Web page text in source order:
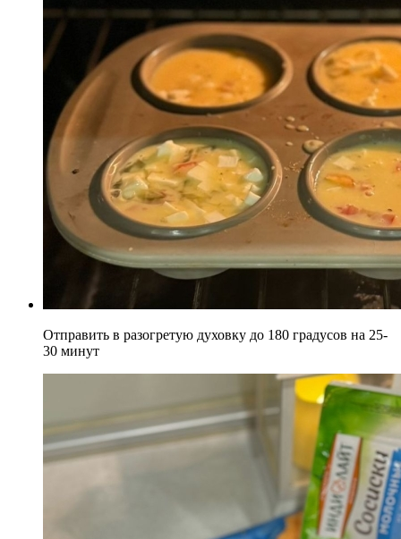
Отправить в разогретую духовку до 180 градусов на 25-
30 минут